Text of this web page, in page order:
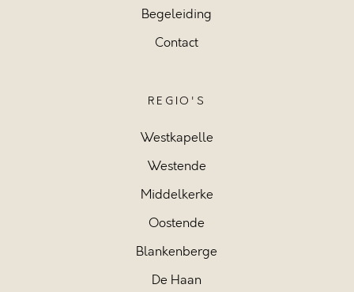
Begeleiding
Contact
REGIO'S
Westkapelle
Westende
Middelkerke
Oostende
Blankenberge
De Haan